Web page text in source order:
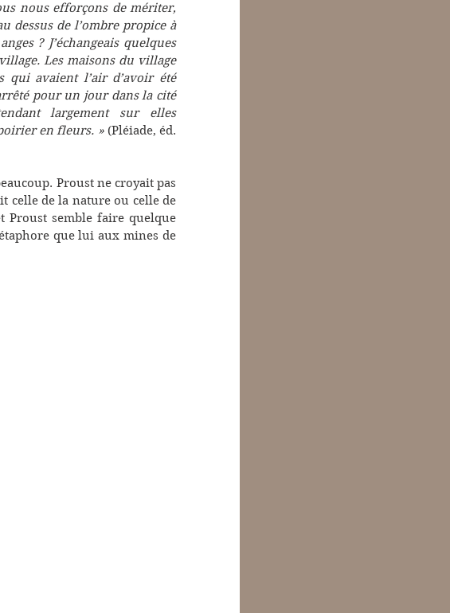
nous efforçons de mériter,
dessus de l’ombre propice à
? J’échangeais quelques
Les maisons du village
qui avaient l’air d’avoir été
pour un jour dans la cité
largement sur elles
en fleurs. » (Pléiade, éd.
Proust ne croyait pas
celle de la nature ou celle de
Proust semble faire quelque
que lui aux mines de